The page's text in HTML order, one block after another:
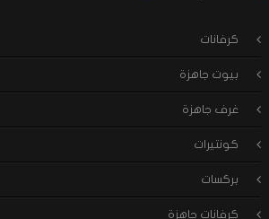
كرفانات
بيوت جاهزة
غرف جاهزة
كونتيرات
بركسات
كرفانات جاهزة